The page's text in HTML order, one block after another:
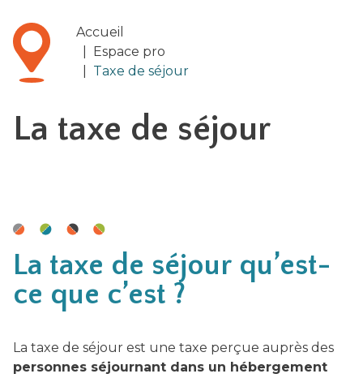
Accueil
Espace pro
Taxe de séjour
La taxe de séjour
La taxe de séjour qu’est-
ce que c’est ?
La taxe de séjour est une taxe perçue auprès des
personnes séjournant dans un hébergement